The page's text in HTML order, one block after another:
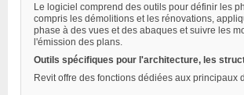
Le logiciel comprend des outils pour définir les
compris les démolitions et les rénovations,
phase à des vues et des abaques et suivre les
l'émission des plans.
Outils spécifiques pour l'architecture, les
Revit offre des fonctions dédiées aux principaux